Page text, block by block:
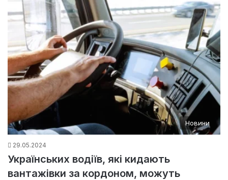
Новини
29.05.2024
Українських водіїв, які кидають
вантажівки за кордоном, можуть